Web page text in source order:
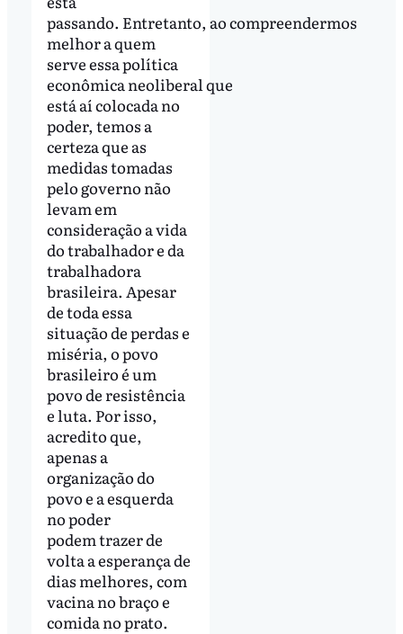
passando. Entretanto, ao compreendermos
melhor a quem
serve essa política
econômica neoliberal que
está aí colocada no
poder, temos a
certeza que as
medidas tomadas
pelo governo não
levam em
consideração a vida
do trabalhador e da
trabalhadora
brasileira. Apesar
de toda essa
situação de perdas e
miséria, o povo
brasileiro é um
povo de resistência
e luta. Por isso,
acredito que,
apenas a
organização do
povo e a esquerda
no poder
podem trazer de
volta a esperança de
dias melhores, com
vacina no braço e
comida no prato.